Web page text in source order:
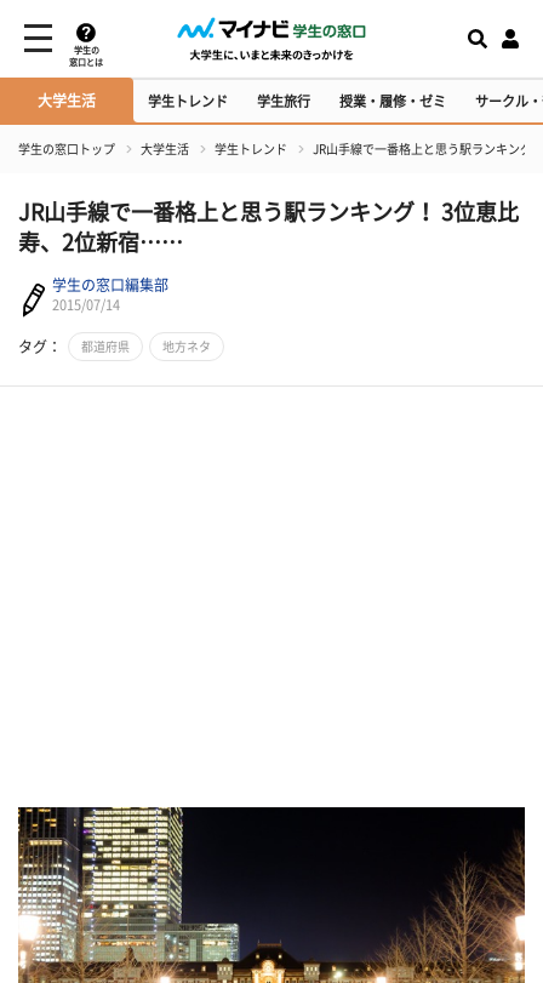
学生の
窓口とは
大学生活 学生トレンド 学生旅行 授業・履修・ゼミ サークル
学生の窓口トップ 大学生活 学生トレンド JR山手線で一番格上と思う駅ランキン
JR山手線で一番格上と思う駅ランキング！ 3位恵比
寿、2位新宿……
学生の窓口編集部
2015/07/14
タグ： 都道府県 地方ネタ